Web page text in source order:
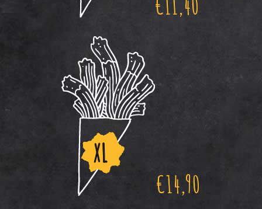
€14,90